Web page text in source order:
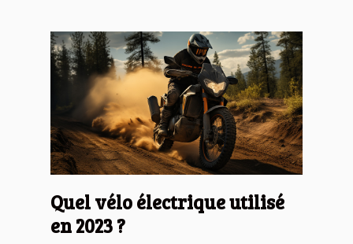
Quel vélo électrique utilisé
en 2023 ?